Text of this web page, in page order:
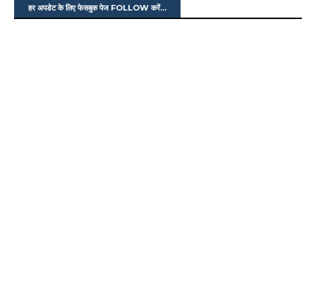
हर अपडेट के लिए फेसबुक पेज FOLLOW करें...